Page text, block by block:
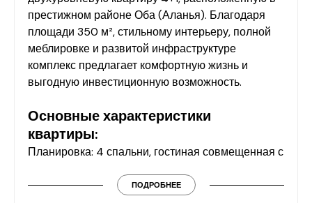
престижном районе Оба (Аланья). Благодаря
площади 350 м², стильному интерьеру, полной
меблировке и развитой инфраструктуре
комплекс предлагает комфортную жизнь и
выгодную инвестиционную возможность.
Основные характеристики
квартиры:
Планировка: 4 спальни, гостиная совмещенная с
Квартира полностью обставлена мебелью,
ПОДРОБНЕЕ